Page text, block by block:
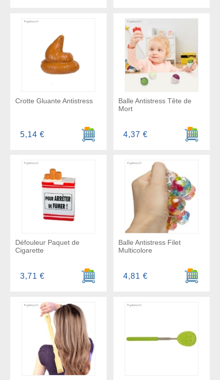
Crotte Gluante Antistress
Ajouter au panier
5,14 €
Balle Antistress Tête de
Mort
Ajouter
4,37 €
Défouleur Paquet de
Cigarette
Ajouter au panier
3,71 €
Balle Antistress Filet
Multicolore
Ajouter
4,81 €